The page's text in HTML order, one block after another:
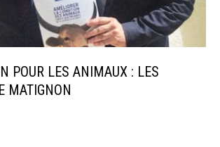
POUR LES ANIMAUX : LES
MATIGNON